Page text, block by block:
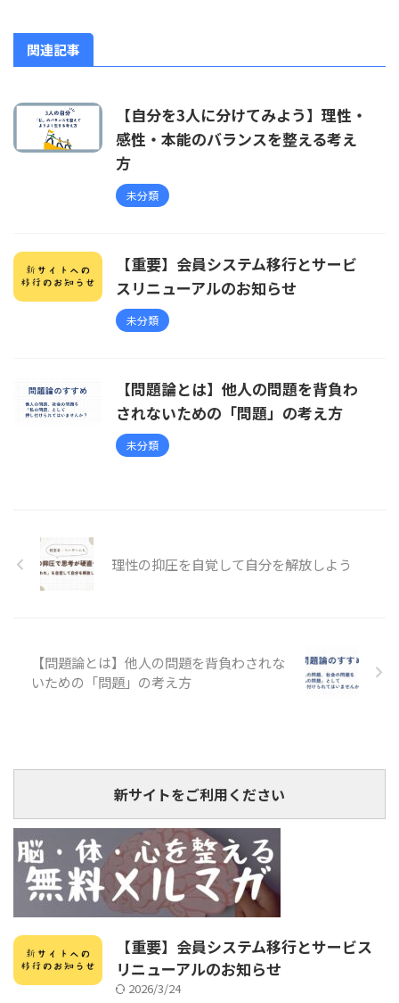
関連記事
【自分を3人に分けてみよう】理性・
感性・本能のバランスを整える考え
方
未分類
【重要】会員システム移行とサービ
スリニューアルのお知らせ
未分類
【問題論とは】他人の問題を背負わ
されないための「問題」の考え方
未分類
理性の抑圧を自覚して自分を解放しよう
【問題論とは】他人の問題を背負わされな
いための「問題」の考え方
新サイトをご利用ください
【重要】会員システム移行とサービス
リニューアルのお知らせ
2026/3/24